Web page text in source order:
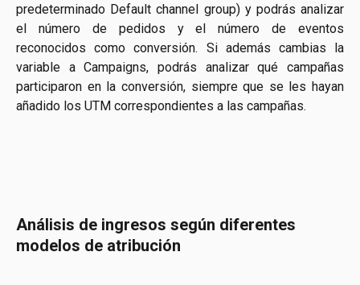
predeterminado Default channel group) y podrás analizar
el número de pedidos y el número de eventos
reconocidos como conversión. Si además cambias la
variable a Campaigns, podrás analizar qué campañas
participaron en la conversión, siempre que se les hayan
añadido los UTM correspondientes a las campañas.
Análisis de ingresos según diferentes
modelos de atribución